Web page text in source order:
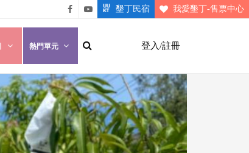
悠遊
墾丁
粉絲
團
墾丁
介紹
墾丁民宿 我愛墾丁-售票中心
登入/註冊
熱門單元